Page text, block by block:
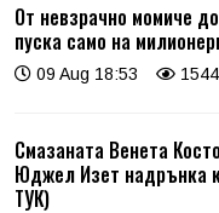
От невзрачно момиче
пуска само на
09 Aug 18:53
Смазаната Венета
Юджел Изет надрънка
ТУК)